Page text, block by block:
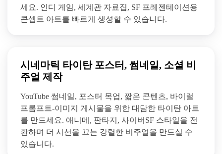
세요. 인디 게임, 세계관 자료집, SF 프레젠테이션용
콘셉트 아트를 빠르게 생성할 수 있습니다.
시네마틱 타이탄 포스터, 썸네일, 소셜 비
주얼 제작
YouTube 썸네일, 포스터 목업, 짧은 콘텐츠, 바이럴
프롬프트-이미지 게시물을 위한 대담한 타이탄 아트
를 만드세요. 애니메, 판타지, 사이버SF 스타일을 전
환하며 더 시선을 끄는 강렬한 비주얼을 만드실 수
있습니다.